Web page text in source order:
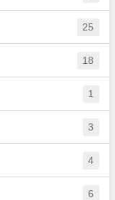
25
18
1
3
4
6